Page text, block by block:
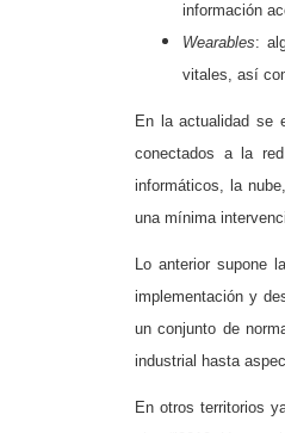
información
Wearables:
vitales, así
En la actualidad se
conectados a la
informáticos, la
una mínima
Lo anterior supone
implementación y
un conjunto de
industrial hasta
En otros territorios